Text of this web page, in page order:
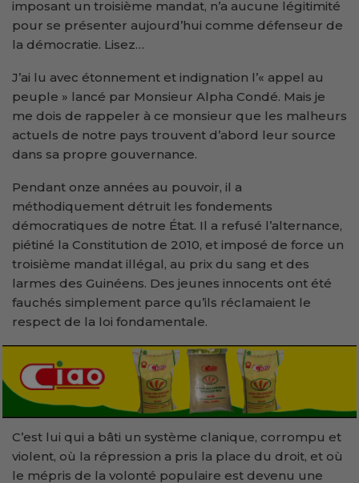
imposant un troisième mandat, n’a aucune légitimité
pour se présenter aujourd’hui comme défenseur de
la démocratie. Lisez…
J’ai lu avec étonnement et indignation l’« appel au
peuple » lancé par Monsieur Alpha Condé. Mais je
me dois de rappeler à ce monsieur que les malheurs
actuels de notre pays trouvent d’abord leur source
dans sa propre gouvernance.
Pendant onze années au pouvoir, il a
méthodiquement détruit les fondements
démocratiques de notre État. Il a refusé l’alternance,
piétiné la Constitution de 2010, et imposé de force un
troisième mandat illégal, au prix du sang et des
larmes des Guinéens. Des jeunes innocents ont été
fauchés simplement parce qu’ils réclamaient le
respect de la loi fondamentale.
C’est lui qui a bâti un système clanique, corrompu et
violent, où la répression a pris la place du droit, et où
le mépris de la volonté populaire est devenu une